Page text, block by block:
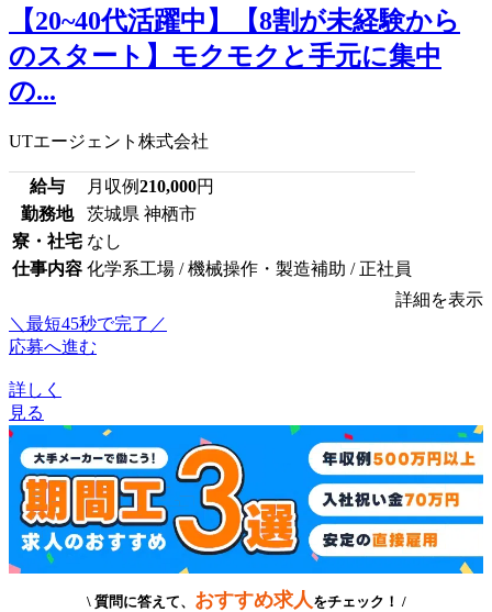
【20~40代活躍中】【8割が未経験から
のスタート】モクモクと手元に集中
の...
UTエージェント株式会社
給与 月収例210,000円
勤務地
茨城県 神栖市
寮・社宅 なし
仕事内容 化学系工場 / 機械操作・製造補助 / 正社員
詳細を表示
＼最短45秒で完了／
応募へ進む
詳しく
見る
\ 質問に答えて、 おすすめ求人 をチェック！ /